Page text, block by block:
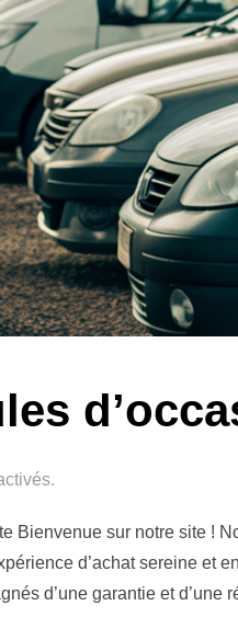
Bienvenue sur notre site !
d’achat sereine et
d’une garantie et d’une